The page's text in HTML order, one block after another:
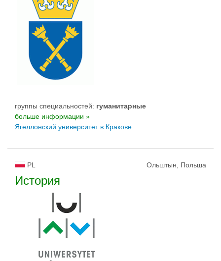
группы специальностей: гуманитарные
больше информации »
Ягеллонский университет в Кракове
PL Ольштын, Польша
История